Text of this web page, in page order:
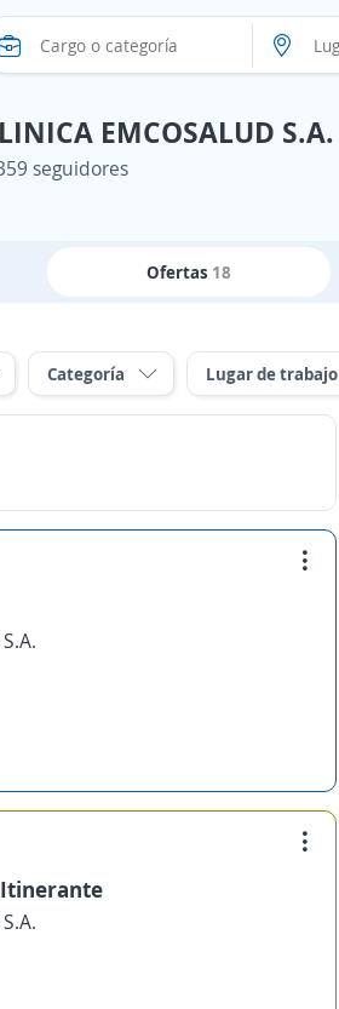
EMCOSALUD S.A.
seguidores
Ofertas 18
Categoría Lugar de trabajo
Itinerante